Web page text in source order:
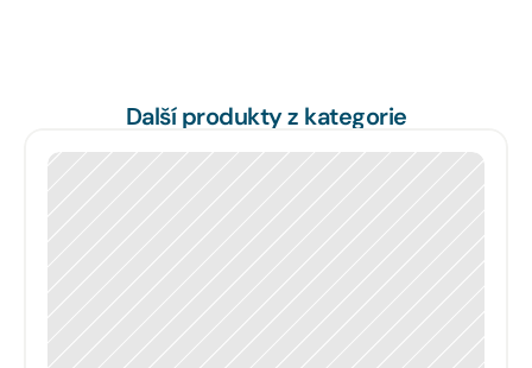
Další produkty z kategorie